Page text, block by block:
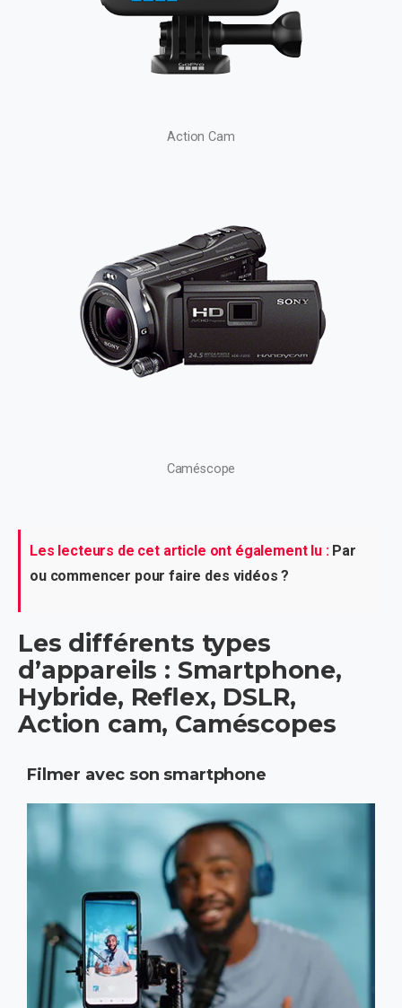
Action Cam
Caméscope
Les lecteurs de cet article ont également lu : Par
ou commencer pour faire des vidéos ?
Les différents types
d’appareils : Smartphone,
Hybride, Reflex, DSLR,
Action cam, Caméscopes
Filmer avec son smartphone